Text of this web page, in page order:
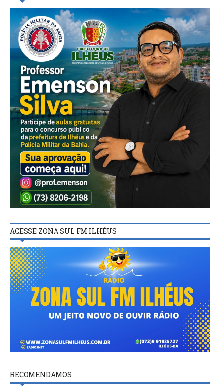
ACESSE ZONA SUL FM ILHÉUS
RECOMENDAMOS